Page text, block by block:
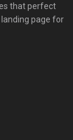
that perfect
page for